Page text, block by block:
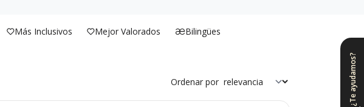
Más Inclusivos Mejor Valorados Bilingües
Ordenar por ¿Te ayudamos?